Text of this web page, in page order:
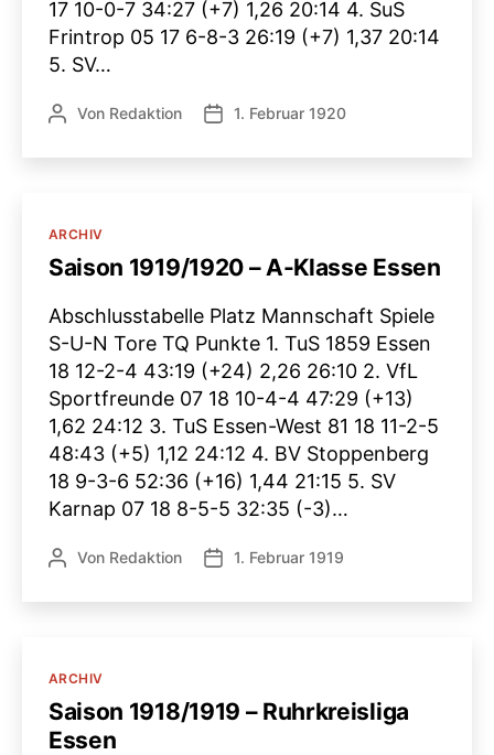
17 10-0-7 34:27 (+7) 1,26 20:14 4. SuS
Frintrop 05 17 6-8-3 26:19 (+7) 1,37 20:14
5. SV…
Beitragsautor
Von Redaktion Veröffentlichungsdatum
1. Februar 1920
Kategorien
ARCHIV
Saison 1919/1920 – A-Klasse Essen
Abschlusstabelle Platz Mannschaft Spiele
S-U-N Tore TQ Punkte 1. TuS 1859 Essen
18 12-2-4 43:19 (+24) 2,26 26:10 2. VfL
Sportfreunde 07 18 10-4-4 47:29 (+13)
1,62 24:12 3. TuS Essen-West 81 18 11-2-5
48:43 (+5) 1,12 24:12 4. BV Stoppenberg
18 9-3-6 52:36 (+16) 1,44 21:15 5. SV
Karnap 07 18 8-5-5 32:35 (-3)…
Beitragsautor
Von Redaktion Veröffentlichungsdatum
1. Februar 1919
Kategorien
ARCHIV
Saison 1918/1919 – Ruhrkreisliga
Essen